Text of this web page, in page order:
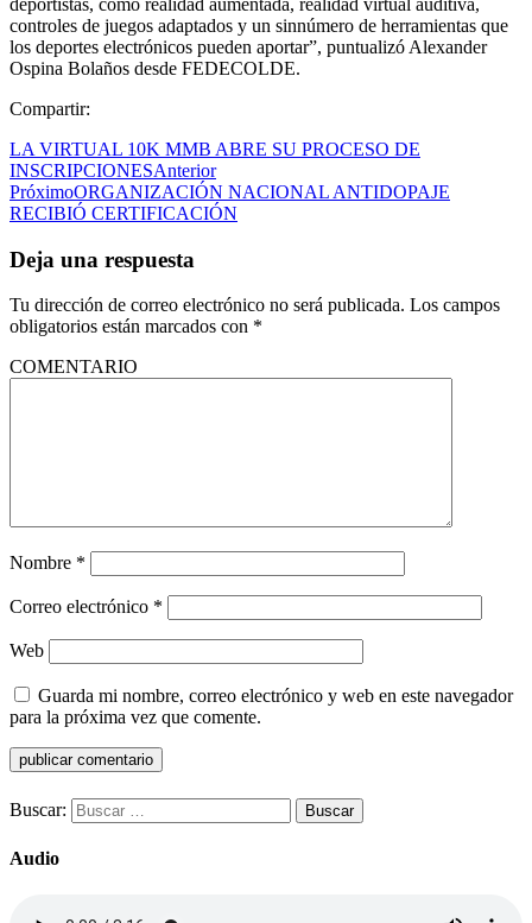
controles de juegos adaptados y un sinnúmero de herramientas que
los deportes electrónicos pueden aportar”, puntualizó Alexander
Ospina Bolaños desde FEDECOLDE.
Compartir:
LA VIRTUAL 10K MMB ABRE SU PROCESO DE
INSCRIPCIONESAnterior
PróximoORGANIZACIÓN NACIONAL ANTIDOPAJE
RECIBIÓ CERTIFICACIÓN
Deja una respuesta
Tu dirección de correo electrónico no será publicada. Los campos
obligatorios están marcados con *
COMENTARIO
Nombre *
Correo electrónico *
Web
Guarda mi nombre, correo electrónico y web en este navegador
para la próxima vez que comente.
Buscar:
Audio